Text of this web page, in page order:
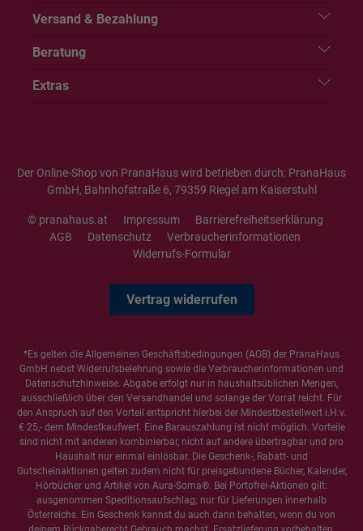
Versand & Bezahlung
Beratung
Extras
Der Online-Shop von PranaHaus wird betrieben durch: PranaHaus
GmbH, Bahnhofstraße 6, 79359 Riegel am Kaiserstuhl
© pranahaus.at Impressum
Barrierefreiheitserklärung
AGB
Datenschutz
Verbraucherinformationen
Widerrufs-Formular
Vertrag widerrufen
*Es gelten die Allgemeinen Geschäftsbedingungen (AGB) der PranaHaus
GmbH nebst Widerrufsbelehrung sowie die Verbraucherinformationen und
Datenschutzhinweise. Abgabe erfolgt nur in haushaltsüblichen Mengen,
ausschließlich über den Versandhandel und solange der Vorrat reicht. Für
den Anspruch auf den Vorteil entspricht hierbei der Mindestbestellwert i.H.v.
€ 25,- dem Mindestkaufwert. Eine Barauszahlung ist nicht möglich. Vorteile
sind nicht mit anderen kombinierbar, nicht auf andere übertragbar und pro
Haushalt nur einmal einlösbar. Die Geschenk-, Rabatt- und
Gutscheinaktionen gelten zudem nicht für preisgebundene Bücher, Kalender,
Hörbücher und Artikel von Aura-Soma®. Bei Portofrei-Aktionen gilt:
ausgenommen Speditionsaufschlag; nur für Lieferungen innerhalb
Österreichs. Ein Geschenk kannst du auch dann behalten, wenn du von